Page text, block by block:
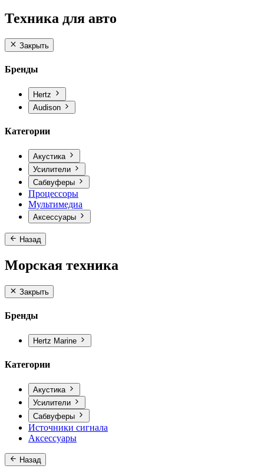
Техника для авто
Закрыть
Бренды
Hertz
Audison
Категории
Акустика
Усилители
Сабвуферы
Процессоры
Мультимедиа
Аксессуары
Назад
Морская техника
Закрыть
Бренды
Hertz Marine
Категории
Акустика
Усилители
Сабвуферы
Источники сигнала
Аксессуары
Назад